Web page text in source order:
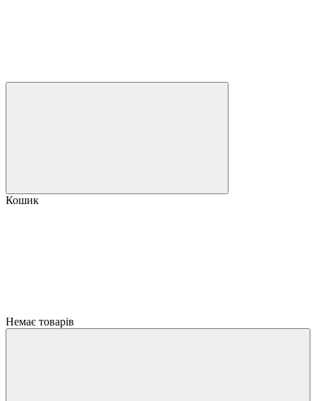
Кошик
Немає товарів